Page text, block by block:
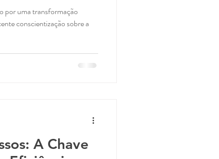
por uma transformação
conscientização sobre a
A Chave